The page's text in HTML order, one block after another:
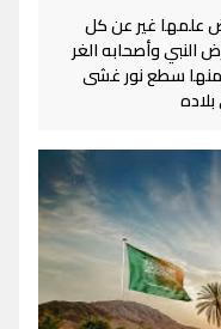
غير عن كل
النبي وأصحابه الغر
منها سطع نور غشى